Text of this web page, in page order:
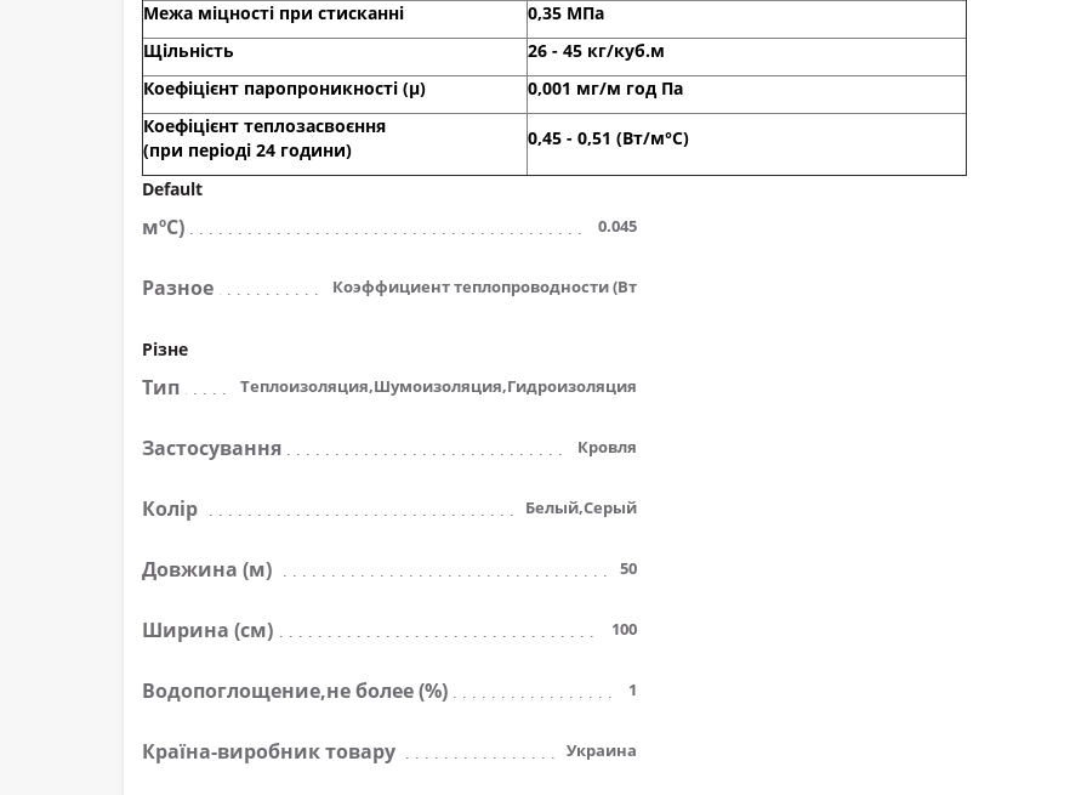
Межа міцності при стисканні
0,35 МПа
Щільність
26 - 45 кг/куб.м
Коефіцієнт паропроникності (µ)
0,001 мг/м год Па
Коефіцієнт теплозасвоєння
(при періоді 24 години)
0,45 - 0,51 (Bт/м°С)
Default
мºС) 0.045
Разное Коэффициент теплопроводности (Вт
Різне
Тип Теплоизоляция,Шумоизоляция,Гидроизоляция
Застосування Кровля
Колір Белый,Серый
Довжина (м) 50
Ширина (см) 100
Водопоглощение,не более (%) 1
Країна-виробник товару Украина